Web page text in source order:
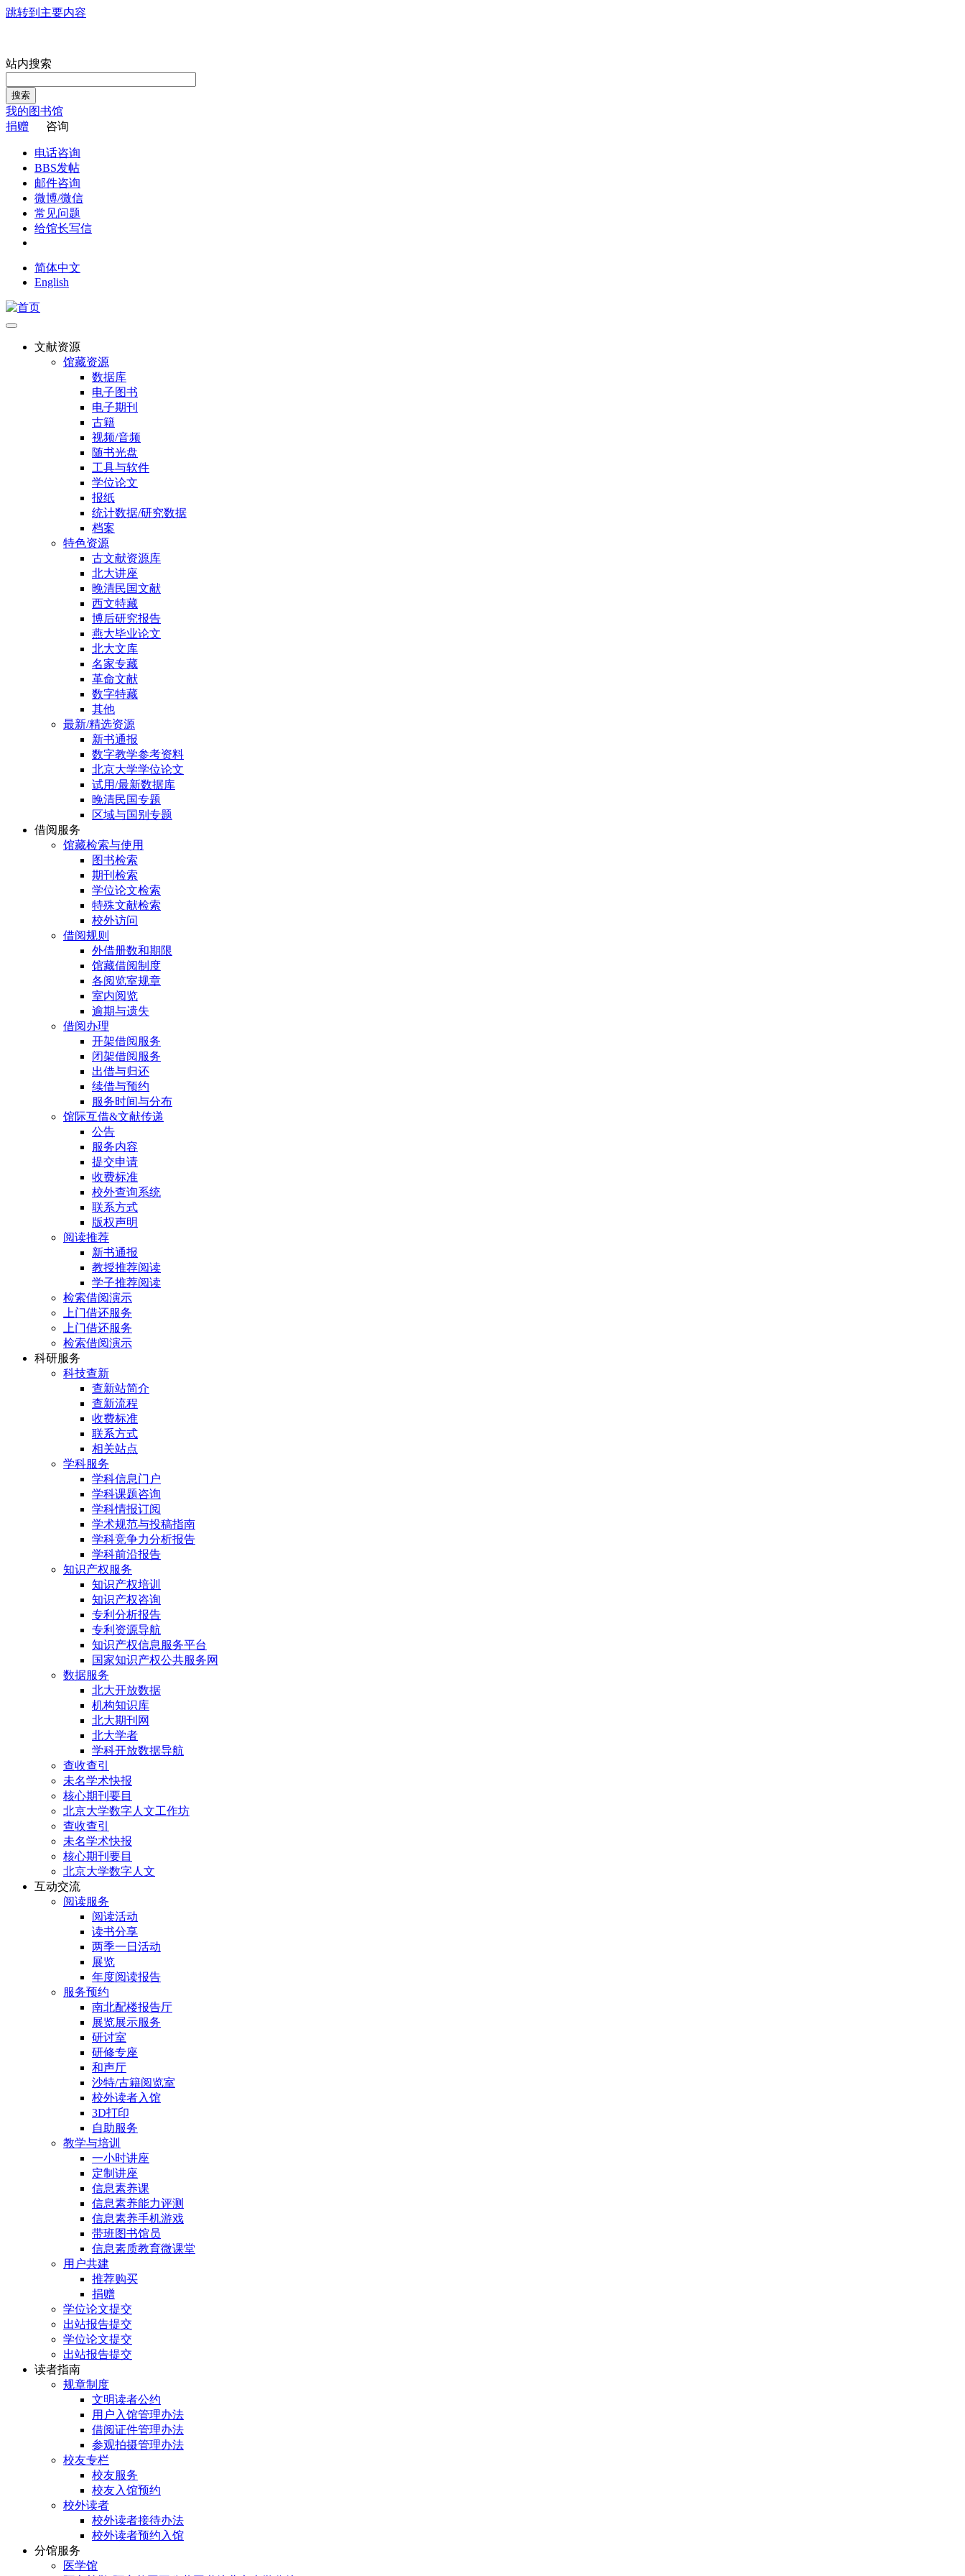
跳转到主要内容
站内搜索
搜索
我的图书馆
捐赠
咨询
电话咨询
BBS发帖
邮件咨询
微博/微信
常见问题
给馆长写信
简体中文
English
文献资源
馆藏资源
数据库
电子图书
电子期刊
古籍
视频/音频
随书光盘
工具与软件
学位论文
报纸
统计数据/研究数据
档案
特色资源
古文献资源库
北大讲座
晚清民国文献
西文特藏
博后研究报告
燕大毕业论文
北大文库
名家专藏
革命文献
数字特藏
其他
最新/精选资源
新书通报
数字教学参考资料
北京大学学位论文
试用/最新数据库
晚清民国专题
区域与国别专题
借阅服务
馆藏检索与使用
图书检索
期刊检索
学位论文检索
特殊文献检索
校外访问
借阅规则
外借册数和期限
馆藏借阅制度
各阅览室规章
室内阅览
逾期与遗失
借阅办理
开架借阅服务
闭架借阅服务
出借与归还
续借与预约
服务时间与分布
馆际互借&文献传递
公告
服务内容
提交申请
收费标准
校外查询系统
联系方式
版权声明
阅读推荐
新书通报
教授推荐阅读
学子推荐阅读
检索借阅演示
上门借还服务
上门借还服务
检索借阅演示
科研服务
科技查新
查新站简介
查新流程
收费标准
联系方式
相关站点
学科服务
学科信息门户
学科课题咨询
学科情报订阅
学术规范与投稿指南
学科竞争力分析报告
学科前沿报告
知识产权服务
知识产权培训
知识产权咨询
专利分析报告
专利资源导航
知识产权信息服务平台
国家知识产权公共服务网
数据服务
北大开放数据
机构知识库
北大期刊网
北大学者
学科开放数据导航
查收查引
未名学术快报
核心期刊要目
北京大学数字人文工作坊
查收查引
未名学术快报
核心期刊要目
北京大学数字人文
互动交流
阅读服务
阅读活动
读书分享
两季一日活动
展览
年度阅读报告
服务预约
南北配楼报告厅
展览展示服务
研讨室
研修专座
和声厅
沙特/古籍阅览室
校外读者入馆
3D打印
自助服务
教学与培训
一小时讲座
定制讲座
信息素养课
信息素养能力评测
信息素养手机游戏
带班图书馆员
信息素质教育微课堂
用户共建
推荐购买
捐赠
学位论文提交
出站报告提交
学位论文提交
出站报告提交
读者指南
规章制度
文明读者公约
用户入馆管理办法
借阅证件管理办法
参观拍摄管理办法
校友专栏
校友服务
校友入馆预约
校外读者
校外读者接待办法
校外读者预约入馆
分馆服务
医学馆